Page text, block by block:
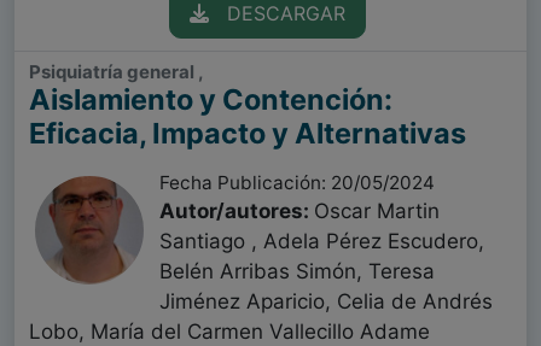
DESCARGAR
Psiquiatría general ,
Aislamiento y Contención:
Eficacia, Impacto y Alternativas
Fecha Publicación: 20/05/2024
Autor/autores: Oscar Martin
Santiago , Adela Pérez Escudero,
Belén Arribas Simón, Teresa
Jiménez Aparicio, Celia de Andrés
Lobo, María del Carmen Vallecillo Adame